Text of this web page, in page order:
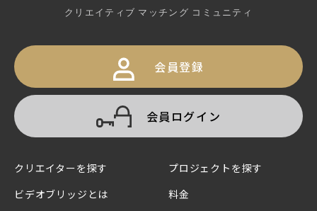
クリエイティブ マッチング コミュニティ
会員登録
会員ログイン
クリエイターを探す
プロジェクトを探す
ビデオブリッジとは
料金